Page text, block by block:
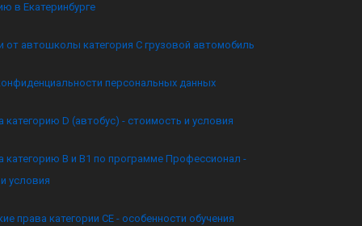
в Екатеринбурге
от автошколы категория C грузовой автомобиль
персональных данных
категорию D (автобус) - стоимость и условия
категорию B и B1 по программе Профессионал -
условия
права категории CE - особенности обучения